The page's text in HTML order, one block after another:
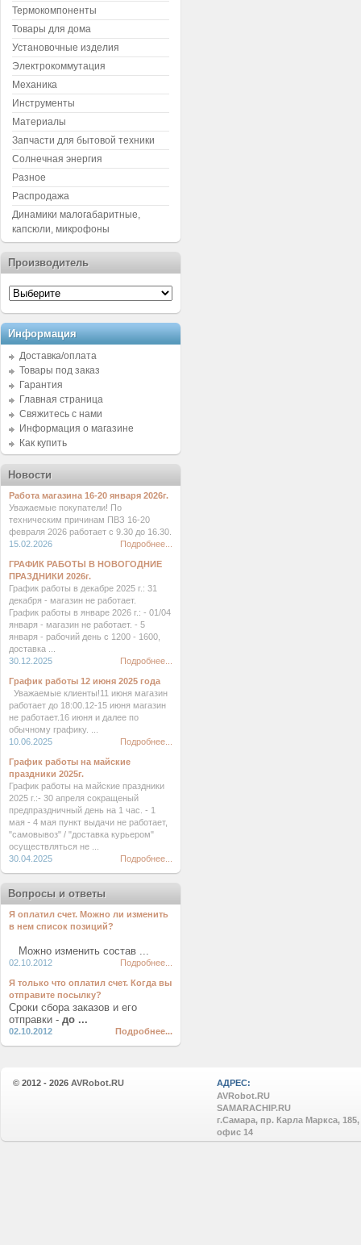
Термокомпоненты
Товары для дома
Установочные изделия
Электрокоммутация
Механика
Инструменты
Материалы
Запчасти для бытовой техники
Солнечная энергия
Разное
Распродажа
Динамики малогабаритные,
капсюли, микрофоны
Производитель
Информация
Доставка/оплата
Товары под заказ
Гарантия
Главная страница
Свяжитесь с нами
Информация о магазине
Как купить
Новости
Работа магазина 16-20 января 2026г.
Уважаемые покупатели! По
техническим причинам ПВЗ 16-20
февраля 2026 работает с 9.30 до 16.30.
15.02.2026
Подробнее...
ГРАФИК РАБОТЫ В НОВОГОДНИЕ
ПРАЗДНИКИ 2026г.
График работы в декабре 2025 г.: 31
декабря - магазин не работает.
График работы в январе 2026 г.: - 01/04
января - магазин не работает. - 5
января - рабочий день с 1200 - 1600,
доставка ...
30.12.2025
Подробнее...
График работы 12 июня 2025 года
Уважаемые клиенты!11 июня магазин
работает до 18:00.12-15 июня магазин
не работает.16 июня и далее по
обычному графику. ...
10.06.2025
Подробнее...
График работы на майские
праздники 2025г.
График работы на майские праздники
2025 г.:- 30 апреля сокращеный
предпраздничный день на 1 час. - 1
мая - 4 мая пункт выдачи не работает,
"самовывоз" / "доставка курьером"
осуществляться не ...
30.04.2025
Подробнее...
Вопросы и ответы
Я оплатил счет. Можно ли изменить
в нем список позиций?
Можно изменить состав ...
02.10.2012 Подробнее...
Я только что оплатил счет. Когда вы
отправите посылку?
Сроки сбора заказов и его
отправки - до ...
02.10.2012 Подробнее...
© 2012 - 2026 AVRobot.RU
АДРЕС:
AVRobot.RU
SAMARACHIP.RU
г.Самара, пр. Карла Маркса, 185,
офис 14